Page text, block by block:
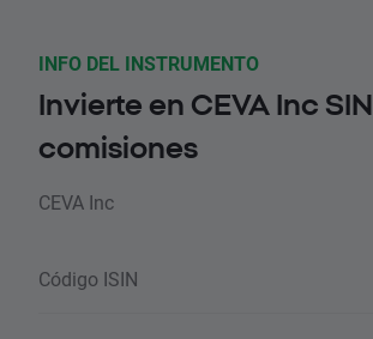
INFO DEL INSTRUMENTO
Invierte en CEVA Inc SIN
comisiones
CEVA Inc
Código ISIN